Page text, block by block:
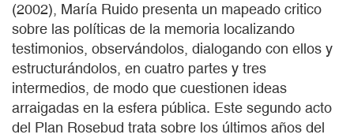
(2002), María Ruido presenta un mapeado critico
sobre las políticas de la memoria localizando
testimonios, observándolos, dialogando con ellos y
estructurándolos, en cuatro partes y tres
intermedios, de modo que cuestionen ideas
arraigadas en la esfera pública. Este segundo acto
del Plan Rosebud trata sobre los últimos años del